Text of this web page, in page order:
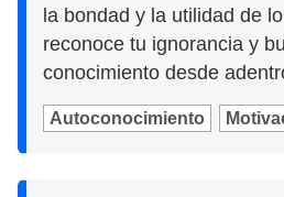
la bondad y la utilidad de
reconoce tu ignorancia y
conocimiento desde
Autoconocimiento